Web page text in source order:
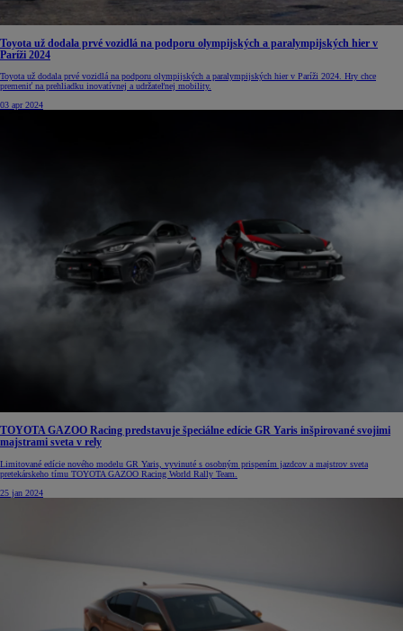
Toyota už dodala prvé vozidlá na podporu olympijských a paralympijských hier v
Paríži 2024
Toyota už dodala prvé vozidlá na podporu olympijských a paralympijských hier v Paríži 2024. Hry chce
premeniť na prehliadku inovatívnej a udržateľnej mobility.
03 apr 2024
TOYOTA GAZOO Racing predstavuje špeciálne edície GR Yaris inšpirované svojimi
majstrami sveta v rely
Limitované edície nového modelu GR Yaris, vyvinuté s osobným prispením jazdcov a majstrov sveta
pretekárskeho tímu TOYOTA GAZOO Racing World Rally Team.
25 jan 2024